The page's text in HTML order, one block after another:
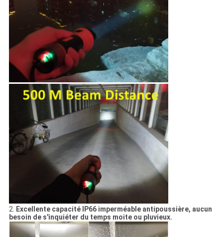
2. Excellente capacité IP66 imperméable antipoussière, aucun
besoin de s'inquiéter du temps moite ou pluvieux.